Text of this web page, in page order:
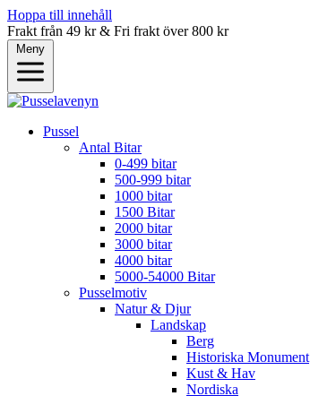
Hoppa till innehåll
Frakt från 49 kr & Fri frakt över 800 kr
Meny
Pussel
Antal Bitar
0-499 bitar
500-999 bitar
1000 bitar
1500 Bitar
2000 bitar
3000 bitar
4000 bitar
5000-54000 Bitar
Pusselmotiv
Natur & Djur
Landskap
Berg
Historiska Monument
Kust & Hav
Nordiska